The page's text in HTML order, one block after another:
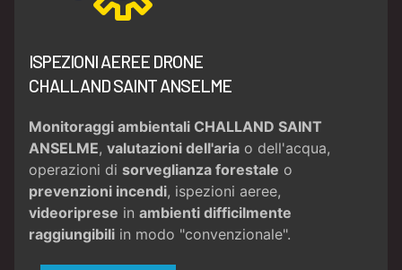
ISPEZIONI AEREE DRONE
CHALLAND SAINT ANSELME
Monitoraggi ambientali CHALLAND SAINT
ANSELME, valutazioni dell'aria o dell'acqua,
operazioni di sorveglianza forestale o
prevenzioni incendi, ispezioni aeree,
videoriprese in ambienti difficilmente
raggiungibili in modo "convenzionale".